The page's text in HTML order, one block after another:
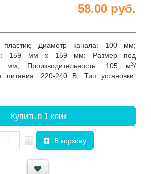
58.00 руб.
Диаметр канала: 100 мм;
: 159 мм х 159 мм; Размер под
мм; Производительность: 105 м3/
питания: 220-240 В; Тип установки:
Купить в 1 клик
+ В корзину